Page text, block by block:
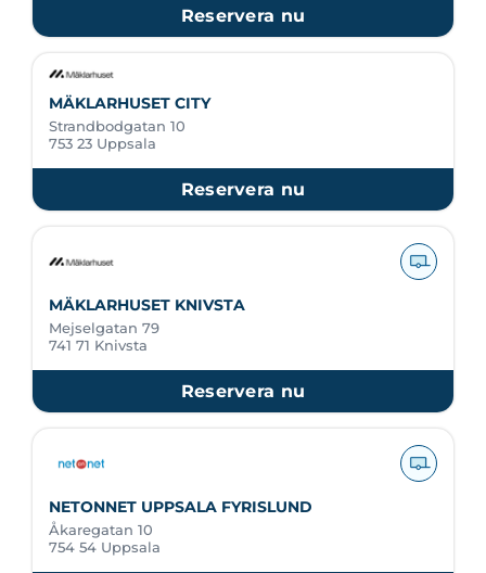
Reservera nu
MÄKLARHUSET CITY
Strandbodgatan 10
753 23 Uppsala
Reservera nu
MÄKLARHUSET KNIVSTA
Mejselgatan 79
741 71 Knivsta
Reservera nu
NETONNET UPPSALA FYRISLUND
Åkaregatan 10
754 54 Uppsala